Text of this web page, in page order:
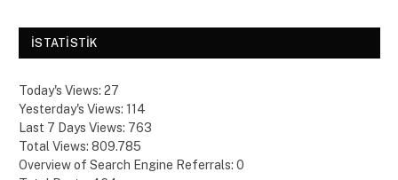
ISTATISTIK
Today's Views: 27
Yesterday's Views: 114
Last 7 Days Views: 763
Total Views: 809.785
Overview of Search Engine Referrals: 0